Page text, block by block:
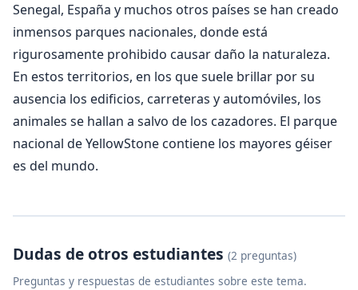
Senegal, España y muchos otros países se han creado
inmensos parques nacionales, donde está
rigurosamente prohibido causar daño la naturaleza.
En estos territorios, en los que suele brillar por su
ausencia los edificios, carreteras y automóviles, los
animales se hallan a salvo de los cazadores. El parque
nacional de YellowStone contiene los mayores géiser
es del mundo.
Dudas de otros estudiantes (2 preguntas)
Preguntas y respuestas de estudiantes sobre este tema.